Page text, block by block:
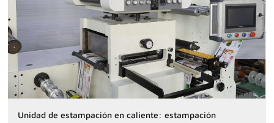
Unidad de estampación en caliente: estampación